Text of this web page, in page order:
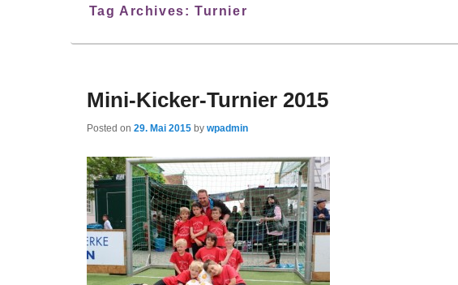
Tag Archives: Turnier
Mini-Kicker-Turnier 2015
Posted on 29. Mai 2015 by wpadmin